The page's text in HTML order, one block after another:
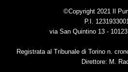
©Copyright 2021 Il
P.I.
via San Quintino 13 -
Registrata al Tribunale di Torino n.
Direttore: M.